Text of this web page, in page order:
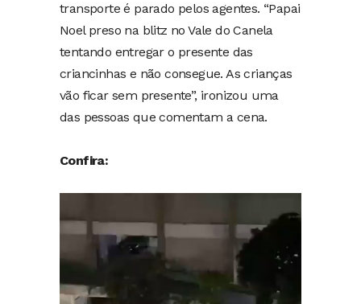
transporte é parado pelos agentes. “Papai
Noel preso na blitz no Vale do Canela
tentando entregar o presente das
criancinhas e não consegue. As crianças
vão ficar sem presente”, ironizou uma
das pessoas que comentam a cena.
Confira:
de